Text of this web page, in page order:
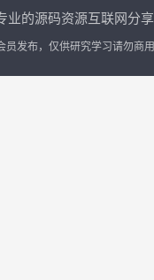
业的源码资源互联网分
员发布，仅供研究学习请勿商